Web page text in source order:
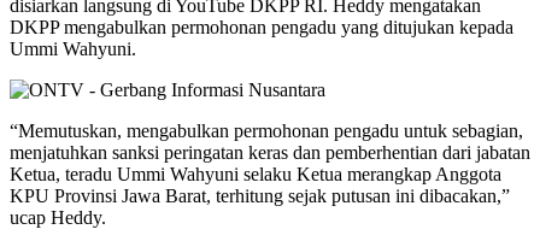
disiarkan langsung di YouTube DKPP RI. Heddy mengatakan
DKPP mengabulkan permohonan pengadu yang ditujukan kepada
Ummi Wahyuni.
“Memutuskan, mengabulkan permohonan pengadu untuk sebagian,
menjatuhkan sanksi peringatan keras dan pemberhentian dari jabatan
Ketua, teradu Ummi Wahyuni selaku Ketua merangkap Anggota
KPU Provinsi Jawa Barat, terhitung sejak putusan ini dibacakan,”
ucap Heddy.